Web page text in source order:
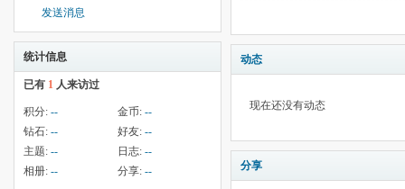
发送消息
统计信息
已有 1 人来访过
积分: -- 金币: --
钻石: -- 好友: --
主题: -- 日志: --
相册: -- 分享: --
动态
现在还没有动态
分享